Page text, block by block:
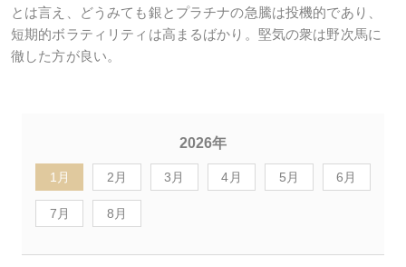
とは言え、どうみても銀とプラチナの急騰は投機的であり、
短期的ボラティリティは高まるばかり。堅気の衆は野次馬に
徹した方が良い。
2026年
1月 2月 3月 4月 5月 6月
7月 8月